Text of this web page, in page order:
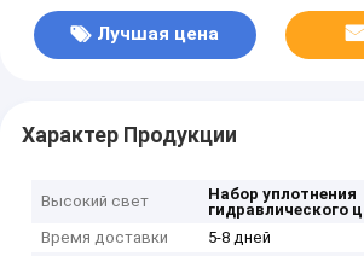
Лучшая цена
Характер Продукции
Высокий свет
Набор уплотнения
гидравлического
Время доставки
5-8 дней